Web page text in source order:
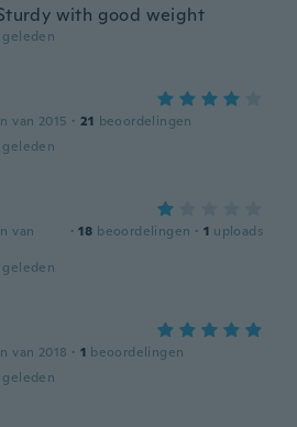
with good weight
van 2015 · 21 beoordelingen
van
· 18 beoordelingen · 1 uploads
van 2018 · 1 beoordelingen